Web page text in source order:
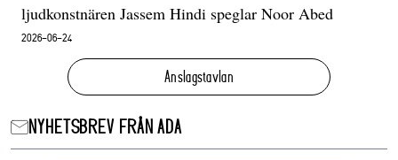
ljudkonstnären Jassem Hindi speglar Noor Abed
2026-06-24
Anslagstavlan
NYHETSBREV FRÅN ADA